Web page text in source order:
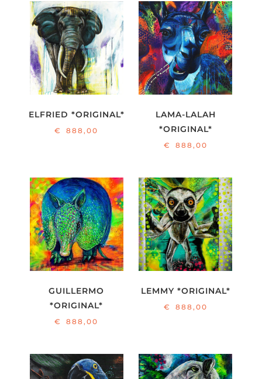
Schaf
Schildkröte
Schnecke
Tauben
TheKing
Tiger
Waschbär
Waschbär2
ELFRIED *ORIGINAL*
€ 888,00
LAMA-LALAH
*ORIGINAL*
€ 888,00
GUILLERMO
*ORIGINAL*
€ 888,00
LEMMY *ORIGINAL*
€ 888,00